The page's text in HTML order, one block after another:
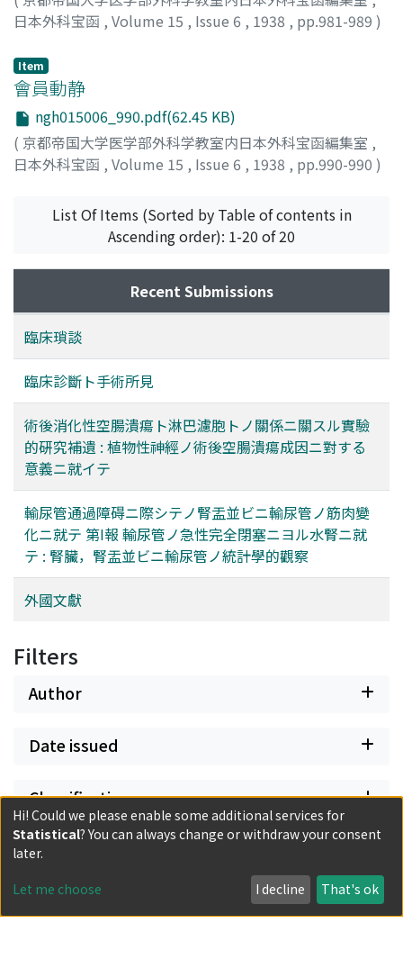
日本外科宝函 , Volume 15 , Issue 6 , 1938 , pp.981-989 )
Item
會員動静
ngh015006_990.pdf(62.45 KB)
( 京都帝国大学医学部外科学教室内日本外科宝函編集室 ,
日本外科宝函 , Volume 15 , Issue 6 , 1938 , pp.990-990 )
List Of Items (Sorted by Table of contents in
Ascending order): 1-20 of 20
Recent Submissions
臨床瑣談
臨床診斷ト手術所見
術後消化性空腸潰瘍ト淋巴濾胞トノ關係ニ關スル實驗
的硏究補遺 : 植物性神經ノ術後空腸潰瘍成因ニ對する
意義ニ就イテ
輸尿管通過障碍ニ際シテノ腎盂並ビニ輸尿管ノ筋肉變
化ニ就テ 第I報 輸尿管ノ急性完全閉塞ニヨル水腎ニ就
テ : 腎臟，腎盂並ビニ輸尿管ノ統計學的觀察
外國文獻
Filters
Author
Date issued
Classification
Document Type
Has files
Hi! Could we please enable some additional services for
Statistical? You can always change or withdraw your consent
later.
Let me choose I decline That's ok